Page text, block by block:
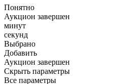
Понятно
Аукцион завершен
минут
секунд
Выбрано
Добавить
Аукцион завершен
Скрыть параметры
Все параметры